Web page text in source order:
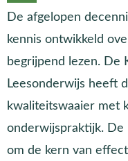
De afgelopen
kennis ontwikkeld
begrijpend lezen. De
Leesonderwijs heeft
kwaliteitswaaier met
onderwijspraktijk. De
om de kern van